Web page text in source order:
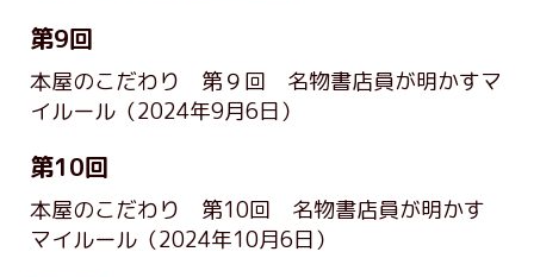
第9回
本屋のこだわり 第９回 名物書店員が明かすマ
イルール （2024年9月6日）
第10回
本屋のこだわり 第10回 名物書店員が明かす
マイルール （2024年10月6日）